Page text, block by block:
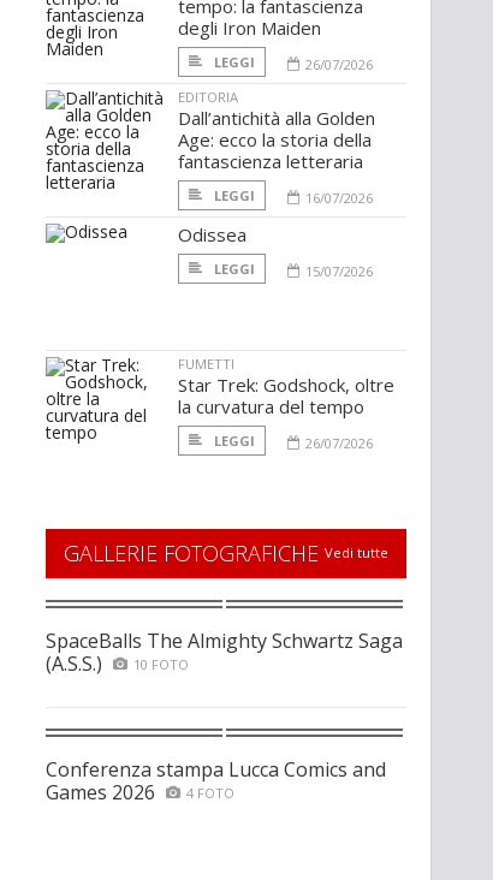
tempo: la fantascienza
degli Iron Maiden
LEGGI
26/07/2026
EDITORIA
Dall’antichità alla Golden
Age: ecco la storia della
fantascienza letteraria
LEGGI 16/07/2026
Odissea
LEGGI 15/07/2026
FUMETTI
Star Trek: Godshock, oltre
la curvatura del tempo
LEGGI 26/07/2026
GALLERIE FOTOGRAFICHE Vedi tutte
SpaceBalls The Almighty Schwartz Saga
(A.S.S.)
10 FOTO
Conferenza stampa Lucca Comics and
Games 2026
4 FOTO